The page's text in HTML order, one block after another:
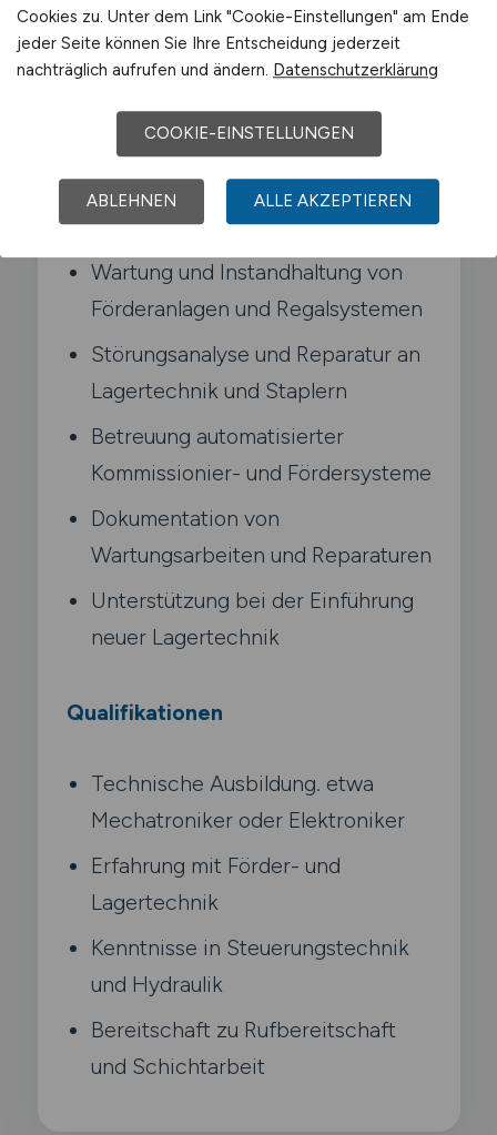
Reparaturen durch. analysierst Störungen
und arbeitest mit der Instandhaltung
minimieren.
Typische Aufgaben in Meckenheim
Wartung und Instandhaltung von
Förderanlagen und Regalsystemen
Störungsanalyse und Reparatur an
Lagertechnik und Staplern
Betreuung automatisierter
Kommissionier- und Fördersysteme
Dokumentation von
Wartungsarbeiten und Reparaturen
Unterstützung bei der Einführung
neuer Lagertechnik
Qualifikationen
Technische Ausbildung. etwa
Mechatroniker oder Elektroniker
Erfahrung mit Förder- und
Lagertechnik
Kenntnisse in Steuerungstechnik
und Hydraulik
Bereitschaft zu Rufbereitschaft
und Schichtarbeit
Cookies zu. Unter dem Link "Cookie-Einstellungen" am Ende
jeder Seite können Sie Ihre Entscheidung jederzeit
nachträglich aufrufen und ändern. Datenschutzerklärung
COOKIE-EINSTELLUNGEN
ABLEHNEN ALLE AKZEPTIEREN